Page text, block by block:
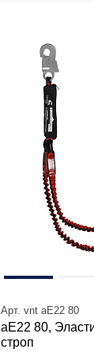
Арт. vnt aE22 80
аЕ22 80,
строп